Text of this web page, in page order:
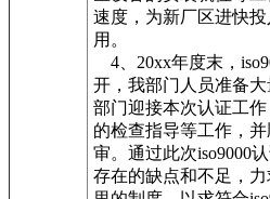
速度，为新厂区进快
用。
4、20xx年度末，
开，我部门人员准备
部门迎接本次认证工
的检查指导等工作，并
审。通过此次iso9000
存在的缺点和不足，